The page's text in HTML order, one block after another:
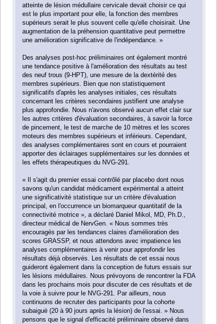
atteinte de lésion médullaire cervicale devait choisir ce qui
est le plus important pour elle, la fonction des membres
supérieurs serait le plus souvent celle qu'elle choisirait. Une
augmentation de la préhension quantitative peut permettre
une amélioration significative de l'indépendance. »
Des analyses post-hoc préliminaires ont également montré
une tendance positive à l'amélioration des résultats au test
des neuf trous (9-HPT), une mesure de la dextérité des
membres supérieurs. Bien que non statistiquement
significatifs d'après les analyses initiales, ces résultats
concernant les critères secondaires justifient une analyse
plus approfondie. Nous n'avons observé aucun effet clair sur
les autres critères d'évaluation secondaires, à savoir la force
de pincement, le test de marche de 10 mètres et les scores
moteurs des membres supérieurs et inférieurs. Cependant,
des analyses complémentaires sont en cours et pourraient
apporter des éclairages supplémentaires sur les données et
les effets thérapeutiques du NVG-291.
« Il s'agit du premier essai contrôlé par placebo dont nous
savons qu'un candidat médicament expérimental a atteint
une significativité statistique sur un critère d'évaluation
principal, en l'occurrence un biomarqueur quantitatif de la
connectivité motrice », a déclaré Daniel Mikol, MD, Ph.D.,
directeur médical de NervGen. « Nous sommes très
encouragés par les tendances claires d'amélioration des
scores GRASSP, et nous attendons avec impatience les
analyses complémentaires à venir pour approfondir les
résultats déjà observés. Les résultats de cet essai nous
guideront également dans la conception de futurs essais sur
les lésions médullaires. Nous prévoyons de rencontrer la FDA
dans les prochains mois pour discuter de ces résultats et de
la voie à suivre pour le NVG-291. Par ailleurs, nous
continuons de recruter des participants pour la cohorte
subaiguë (20 à 90 jours après la lésion) de l'essai. » Nous
pensons que le signal d'efficacité préliminaire observé dans